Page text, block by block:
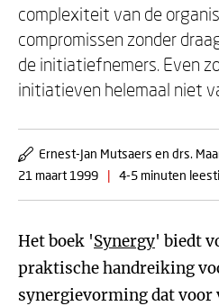
complexiteit van de
compromissen zonder
de initiatiefnemers. Even
initiatieven helemaal niet
Ernest-Jan Mutsaers en drs.
21 maart 1999
| 4-5 minuten
Het boek 'Synergy' biedt
praktische handreiking
synergievorming dat voor